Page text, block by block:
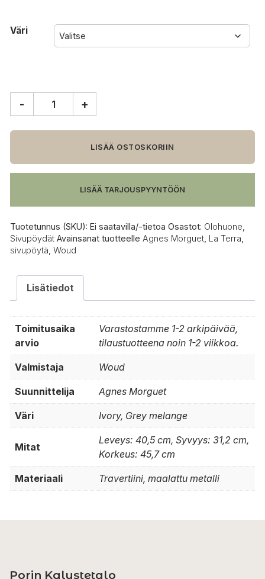
Väri
Terra
määrä
- +
LISÄÄ OSTOSKORIIN
LISÄÄ TARJOUSPYYNTÖÖN
Tuotetunnus (SKU): Ei saatavilla/-tietoa Osastot: Olohuone
Sivupöydät Avainsanat tuotteelle Agnes Morguet La Terra
sivupöytä Woud
Lisätiedot
Toimitusaika
arvio
Varastostamme 1-2 arkipäivää,
tilaustuotteena noin 1-2 viikkoa.
Valmistaja Woud
Suunnittelija Agnes Morguet
Väri Ivory, Grey melange
Mitat
Leveys: 40,5 cm, Syvyys: 31,2 cm,
Korkeus: 45,7 cm
Materiaali Travertiini, maalattu metalli
Porin Kalustetalo